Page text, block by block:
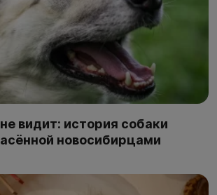
видит: история собаки
новосибирцами